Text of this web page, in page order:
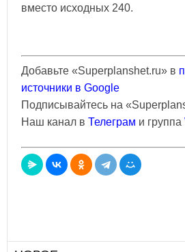
вместо исходных 240.
Добавьте «Superplanshet.ru» в
источники в Google
Подписывайтесь на
Наш канал в Телеграм и группа